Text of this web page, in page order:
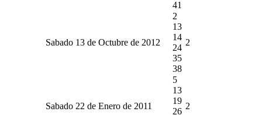
41
Sabado 13 de Octubre de 2012
2
13
14
24
35
38
2
Sabado 22 de Enero de 2011
5
13
19
26
2